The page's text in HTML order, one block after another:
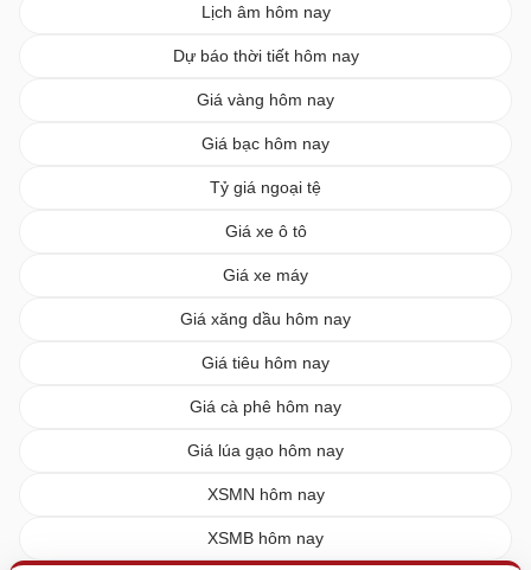
Lịch âm hôm nay
Dự báo thời tiết hôm nay
Giá vàng hôm nay
Giá bạc hôm nay
Tỷ giá ngoại tệ
Giá xe ô tô
Giá xe máy
Giá xăng dầu hôm nay
Giá tiêu hôm nay
Giá cà phê hôm nay
Giá lúa gạo hôm nay
XSMN hôm nay
XSMB hôm nay